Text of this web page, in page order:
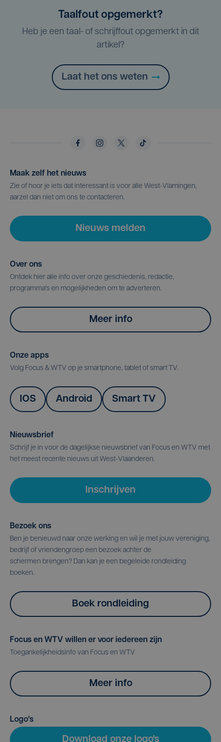
Taalfout opgemerkt?
Heb je een taal- of schrijffout opgemerkt in dit
artikel?
Laat het ons weten
Maak zelf het nieuws
Zie of hoor je iets dat interessant is voor alle West-Vlamingen,
aarzel dan niet om ons te contacteren.
Nieuws melden
Over ons
Ontdek hier alle info over onze geschiedenis, redactie,
programma's en mogelijkheden om te adverteren.
Meer info
Onze apps
Volg Focus & WTV op je smartphone, tablet of smart TV.
IOS Android Smart TV
Nieuwsbrief
Schrijf je in voor de dagelijkse nieuwsbrief van Focus en WTV met
het meest recente nieuws uit West-Vlaanderen.
Inschrijven
Bezoek ons
Ben je benieuwd naar onze werking en wil je met jouw vereniging,
bedrijf of vriendengroep een bezoek achter de
schermen brengen? Dan kan je een begeleide rondleiding
boeken.
Boek rondleiding
Focus en WTV willen er voor iedereen zijn
Toegankelijkheidsinfo van Focus en WTV
Meer info
Logo's
Download onze logo's